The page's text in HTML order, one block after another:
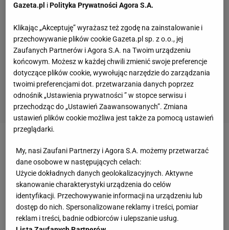
Zobacz wideo Liga Narodów. Siatkarzom dopisują
humory. Leon udaje Świętego Mikołaja, a Paweł
Zatorski wygłupia się na treningu
Semeniuk już spakowany?
Gazeta.pl iPolityka Prywatności Agora S.A.
Klikając „Akceptuję” wyrażasz też zgodę na zainstalowanie i
przechowywanie plików cookie Gazeta.pl sp. z o.o., jej
Zaufanych Partnerów i Agora S.A. na Twoim urządzeniu
końcowym. Możesz w każdej chwili zmienić swoje preferencje
dotyczące plików cookie, wywołując narzędzie do zarządzania
twoimi preferencjami dot. przetwarzania danych poprzez
odnośnik „Ustawienia prywatności ” w stopce serwisu i
przechodząc do „Ustawień Zaawansowanych”. Zmiana
ustawień plików cookie możliwa jest także za pomocą ustawień
przeglądarki.
My, nasi Zaufani Partnerzy i Agora S.A. możemy przetwarzać
dane osobowe w następujących celach:
Użycie dokładnych danych geolokalizacyjnych. Aktywne
skanowanie charakterystyki urządzenia do celów
identyfikacji. Przechowywanie informacji na urządzeniu lub
dostęp do nich. Spersonalizowane reklamy i treści, pomiar
reklam i treści, badnie odbiorców i ulepszanie usług.